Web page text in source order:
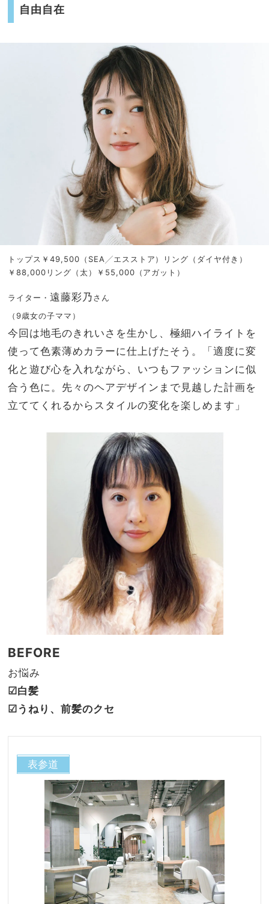
自由自在
トップス￥49,500（SEA╱エスストア）リング（ダイヤ付き）
￥88,000リング（太）￥55,000（アガット）
ライター・ 遠藤彩乃さん
（9歳女の子ママ）
今回は地毛のきれいさを生かし、極細ハイライトを
使って色素薄めカラーに仕上げたそう。「適度に変
化と遊び心を入れながら、いつもファッションに似
合う色に。先々のヘアデザインまで見越した計画を
立ててくれるからスタイルの変化を楽しめます」
BEFORE
お悩み
☑︎白髪
☑︎うねり、前髪のクセ
表参道